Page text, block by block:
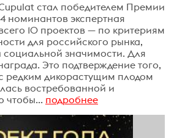
стал победителем Премии
номинантов экспертная
10 проектов — по критериям
для российского рынка,
социальной значимости. Для
Это подтверждение того,
редким дикорастущим плодом
востребованной и
чтобы... подробнее